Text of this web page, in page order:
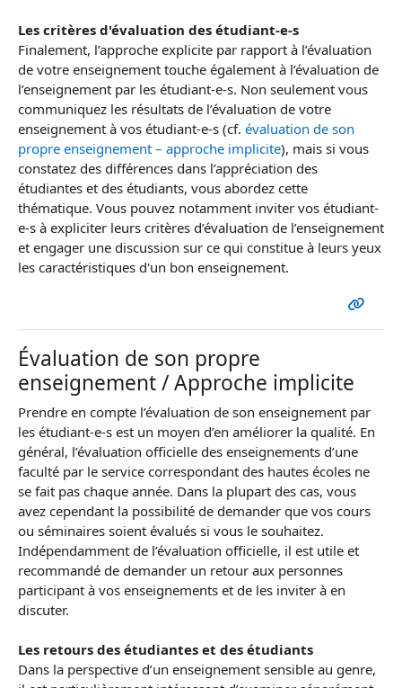
Les critères d'évaluation des étudiant-e-s
Finalement, l’approche explicite par rapport à l’évaluation
de votre enseignement touche également à l’évaluation de
l’enseignement par les étudiant-e-s. Non seulement vous
communiquez les résultats de l’évaluation de votre
enseignement à vos étudiant-e-s (cf. évaluation de son
propre enseignement – approche implicite), mais si vous
constatez des différences dans l’appréciation des
étudiantes et des étudiants, vous abordez cette
thématique. Vous pouvez notamment inviter vos étudiant-
e-s à expliciter leurs critères d’évaluation de l’enseignement
et engager une discussion sur ce qui constitue à leurs yeux
les caractéristiques d'un bon enseignement.
Évaluation de son propre
enseignement / Approche implicite
Prendre en compte l’évaluation de son enseignement par
les étudiant-e-s est un moyen d’en améliorer la qualité. En
général, l’évaluation officielle des enseignements d’une
faculté par le service correspondant des hautes écoles ne
se fait pas chaque année. Dans la plupart des cas, vous
avez cependant la possibilité de demander que vos cours
ou séminaires soient évalués si vous le souhaitez.
Indépendamment de l’évaluation officielle, il est utile et
recommandé de demander un retour aux personnes
participant à vos enseignements et de les inviter à en
discuter.
Les retours des étudiantes et des étudiants
Dans la perspective d’un enseignement sensible au genre,